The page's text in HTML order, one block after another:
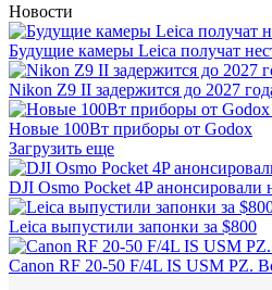
Новости
Будущие камеры Leica получат
Nikon Z9 II задержится до 2027
Новые 100Вт приборы от Godox
Загрузить еще
DJI Osmo Pocket 4P анонсировали
Leica выпустили запонки за $800
Canon RF 20-50 F/4L IS USM PZ.